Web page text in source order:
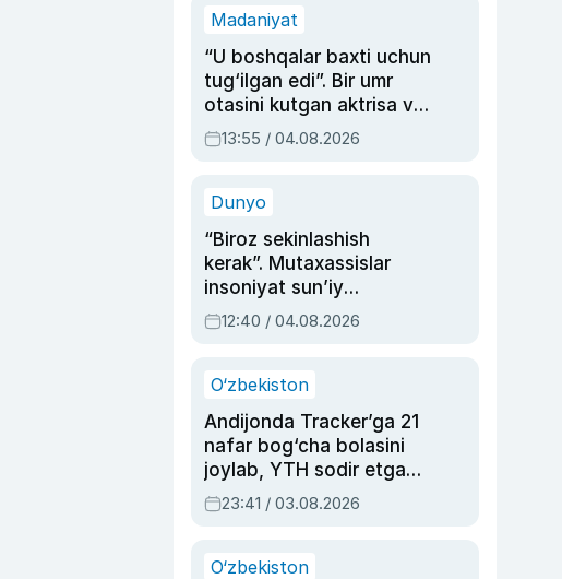
Madaniyat
“U boshqalar baxti uchun
tug‘ilgan edi”. Bir umr
otasini kutgan aktrisa va
dublyaj ustasi Rimma
Ahmedovaning
13:55 / 04.08.2026
Dunyo
“Biroz sekinlashish
kerak”. Mutaxassislar
insoniyat sun’iy
intellektni boshqara
olmay qolishidan xavotir
12:40 / 04.08.2026
O‘zbekiston
Andijonda Tracker’ga 21
nafar bog‘cha bolasini
joylab, YTH sodir etgan
ayolga sud hukmi o‘qildi
23:41 / 03.08.2026
O‘zbekiston